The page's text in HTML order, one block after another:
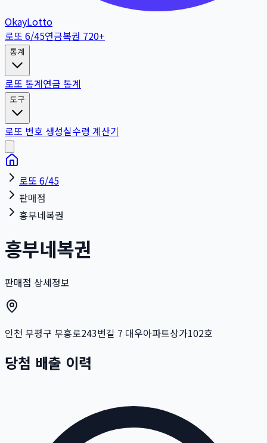
OkayLotto
로또 6/45연금복권 720+
통계
로또 통계연금 통계
도구
로또 번호 생성실수령 계산기
로또 6/45
판매점
흥부네복권
흥부네복권
판매점 상세정보
인천 부평구 부흥로243번길 7 대우아파트상가102호
당첨 배출 이력